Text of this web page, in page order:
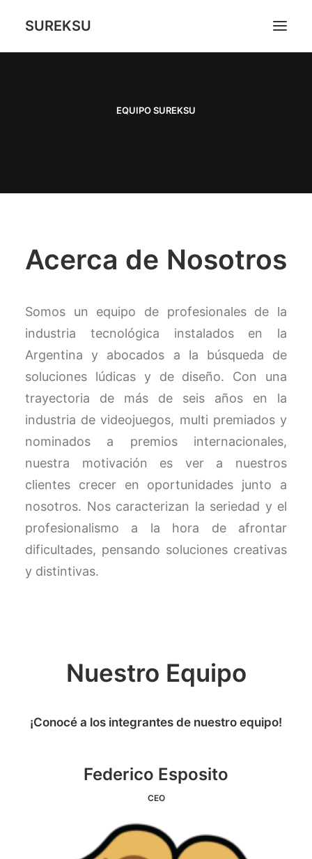
SUREKSU
CART
EQUIPO SUREKSU
Acerca de Nosotros
Somos un equipo de profesionales de la
industria tecnológica instalados en la
Argentina y abocados a la búsqueda de
soluciones lúdicas y de diseño. Con una
trayectoria de más de seis años en la
industria de videojuegos, multi premiados y
nominados a premios internacionales,
nuestra motivación es ver a nuestros
clientes crecer en oportunidades junto a
nosotros. Nos caracterizan la seriedad y el
profesionalismo a la hora de afrontar
dificultades, pensando soluciones creativas
y distintivas.
Nuestro Equipo
¡Conocé a los integrantes de nuestro equipo!
Federico Esposito
CEO